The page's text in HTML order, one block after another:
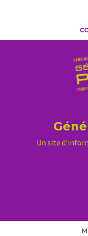
Un site